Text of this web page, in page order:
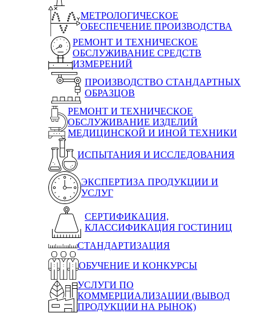
МЕТРОЛОГИЧЕСКОЕ
ОБЕСПЕЧЕНИЕ ПРОИЗВОДСТВА
РЕМОНТ И ТЕХНИЧЕСКОЕ
ОБСЛУЖИВАНИЕ СРЕДСТВ
ИЗМЕРЕНИЙ
ПРОИЗВОДСТВО СТАНДАРТНЫХ
ОБРАЗЦОВ
РЕМОНТ И ТЕХНИЧЕСКОЕ
ОБСЛУЖИВАНИЕ ИЗДЕЛИЙ
МЕДИЦИНСКОЙ И ИНОЙ ТЕХНИКИ
ИСПЫТАНИЯ И ИССЛЕДОВАНИЯ
ЭКСПЕРТИЗА ПРОДУКЦИИ И
УСЛУГ
СЕРТИФИКАЦИЯ,
КЛАССИФИКАЦИЯ ГОСТИНИЦ
СТАНДАРТИЗАЦИЯ
ОБУЧЕНИЕ И КОНКУРСЫ
УСЛУГИ ПО
КОММЕРЦИАЛИЗАЦИИ (ВЫВОД
ПРОДУКЦИИ НА РЫНОК)